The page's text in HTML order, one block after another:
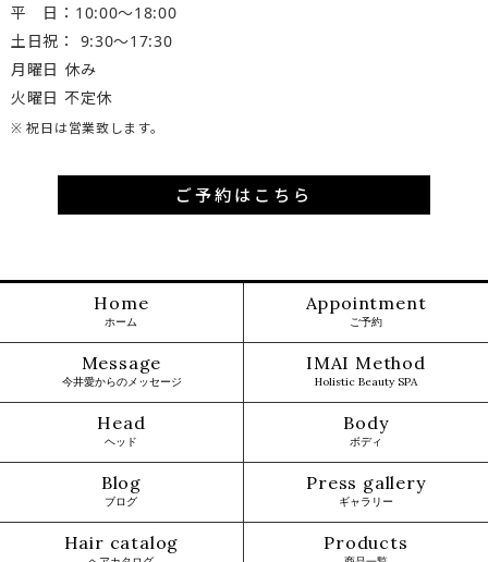
平 日：10:00～18:00
土日祝： 9:30〜17:30
月曜日 休み
火曜日 不定休
※ 祝日は営業致します。
ご予約はこちら
Home
ホーム
Appointment
ご予約
Message
今井愛からのメッセージ
IMAI Method
Holistic Beauty SPA
Head
ヘッド
Body
ボディ
Blog
ブログ
Press gallery
ギャラリー
Hair catalog Products